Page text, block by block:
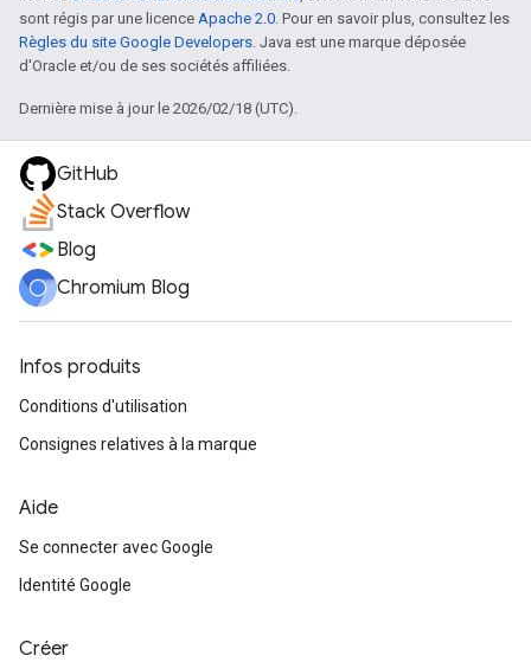
sont régis par une licence Apache 2.0. Pour en savoir plus, consultez les
Règles du site Google Developers. Java est une marque déposée
d'Oracle et/ou de ses sociétés affiliées.
Dernière mise à jour le 2026/02/18 (UTC).
GitHub
Stack Overflow
Blog
Chromium Blog
Infos produits
Conditions d'utilisation
Consignes relatives à la marque
Aide
Se connecter avec Google
Identité Google
Créer